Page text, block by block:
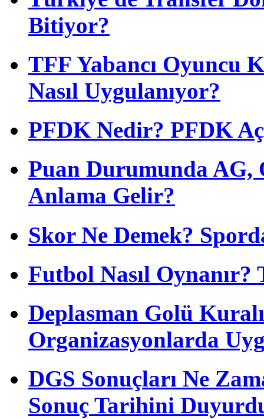
Bitiyor?
TFF Yabancı Oyuncu
Nasıl Uygulanıyor?
PFDK Nedir? PFDK
Puan Durumunda AG,
Anlama Gelir?
Skor Ne Demek?
Futbol Nasıl
Deplasman Golü
Organizasyonlarda
DGS Sonuçları Ne
Sonuç Tarihini